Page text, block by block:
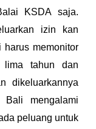
KSDA saja.
izin kan
memonitor
lima tahun dan
dikeluarkannya
mengalami
peluang untuk